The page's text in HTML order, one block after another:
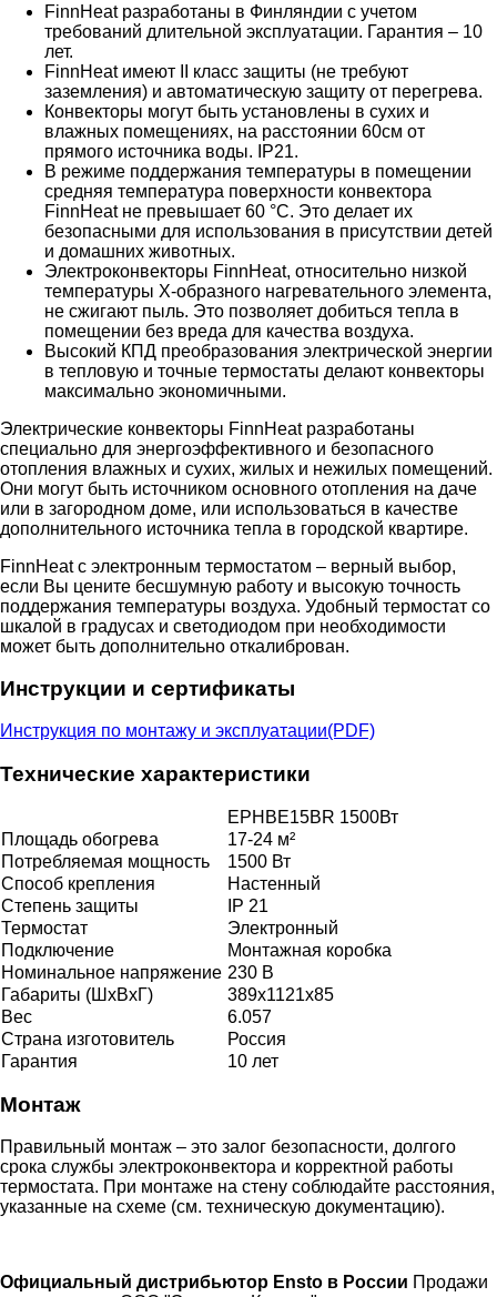
FinnHeat разработаны в Финляндии с учетом
требований длительной эксплуатации. Гарантия – 10
лет.
FinnHeat имеют II класс защиты (не требуют
заземления) и автоматическую защиту от перегрева.
Конвекторы могут быть установлены в сухих и
влажных помещениях, на расстоянии 60см от
прямого источника воды. IP21.
В режиме поддержания температуры в помещении
средняя температура поверхности конвектора
FinnHeat не превышает 60 °С. Это делает их
безопасными для использования в присутствии детей
и домашних животных.
Электроконвекторы FinnHeat, относительно низкой
температуры Х-образного нагревательного элемента,
не сжигают пыль. Это позволяет добиться тепла в
помещении без вреда для качества воздуха.
Высокий КПД преобразования электрической энергии
в тепловую и точные термостаты делают конвекторы
максимально экономичными.
Электрические конвекторы FinnHeat разработаны
специально для энергоэффективного и безопасного
отопления влажных и сухих, жилых и нежилых помещений.
Они могут быть источником основного отопления на даче
или в загородном доме, или использоваться в качестве
дополнительного источника тепла в городской квартире.
FinnHeat с электронным термостатом – верный выбор,
если Вы цените бесшумную работу и высокую точность
поддержания температуры воздуха. Удобный термостат со
шкалой в градусах и светодиодом при необходимости
может быть дополнительно откалиброван.
Инструкции и сертификаты
Инструкция по монтажу и эксплуатации(PDF)
Технические характеристики
EPHBE15BR 1500Вт
Площадь обогрева
17-24 м²
Потребляемая мощность
1500 Вт
Способ крепления
Настенный
Степень защиты
IP 21
Термостат
Электронный
Подключение
Монтажная коробка
Номинальное напряжение 230 В
Габариты (ШхВхГ)
389x1121x85
Вес
6.057
Страна изготовитель
Россия
Гарантия
10 лет
Монтаж
Правильный монтаж – это залог безопасности, долгого
срока службы электроконвектора и корректной работы
термостата. При монтаже на стену соблюдайте расстояния,
указанные на схеме (см. техническую документацию).
Официальный дистрибьютор Ensto в России Продажи